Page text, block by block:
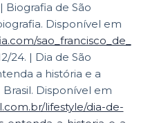
Biografia de São
Disponível em
sao_francisco_de_
24. | Dia de São
a história e a
Disponível em
lifestyle/dia-de-